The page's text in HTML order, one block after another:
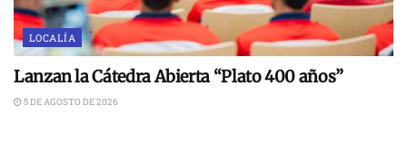
LOCALÍA
Lanzan la Cátedra Abierta “Plato 400 años”
5 DE AGOSTO DE 2026